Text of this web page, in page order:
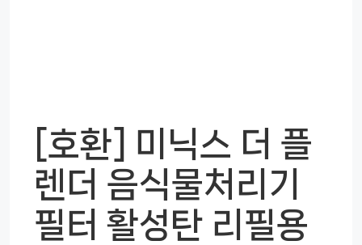
[호환] 미닉스 더 플
렌더 음식물처리기
필터 활성탄 리필용